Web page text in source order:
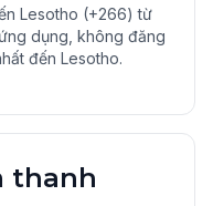
Lesotho (+266) từ
dụng, không đăng
đến Lesotho.
thanh